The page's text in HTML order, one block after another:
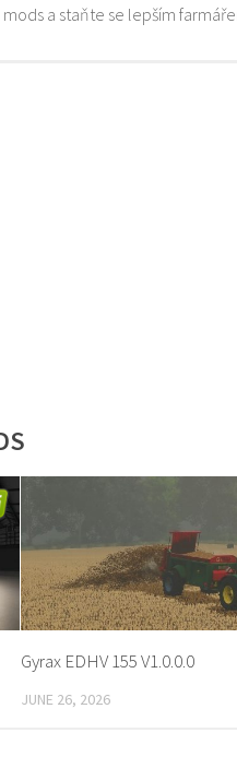
a staňte se lepším
Gyrax EDHV 155 V1.0.0.0
JUNE 26, 2026